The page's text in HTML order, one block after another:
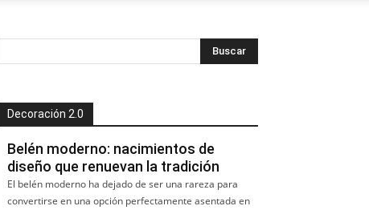
Decoración 2.0
Belén moderno: nacimientos de
diseño que renuevan la tradición
El belén moderno ha dejado de ser una rareza para
convertirse en una opción perfectamente asentada en